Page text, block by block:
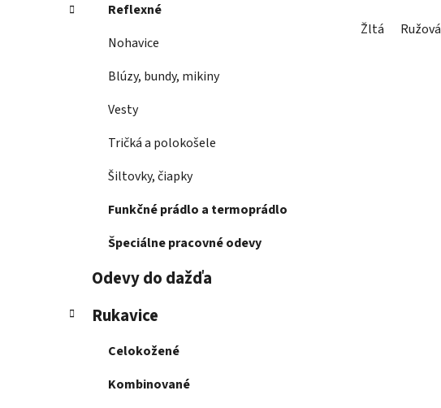
Reflexné
Nohavice
Blúzy, bundy, mikiny
Vesty
Tričká a polokošele
Šiltovky, čiapky
Funkčné prádlo a termoprádlo
Špeciálne pracovné odevy
Odevy do dažďa
Rukavice
Celokožené
Kombinované
Žltá Ružová